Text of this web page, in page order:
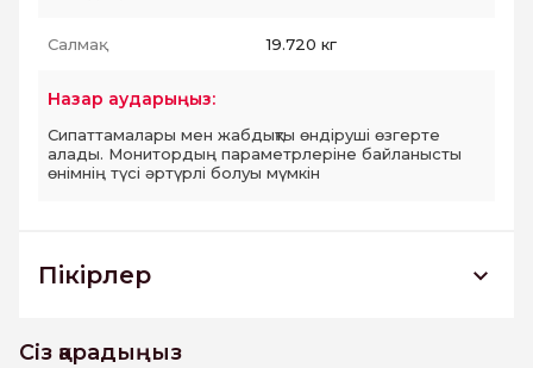
Салмақ: 19.720 кг
Назар аударыңыз:
Сипаттамалары мен жабдықты өндіруші өзгерте
алады. Монитордың параметрлеріне байланысты
өнімнің түсі әртүрлі болуы мүмкін
Пікірлер
керамогранитная Nexstone 570*1140
Сіз қарадыңыз